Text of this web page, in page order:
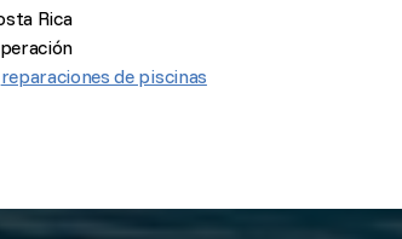
Rica
reparaciones de piscinas